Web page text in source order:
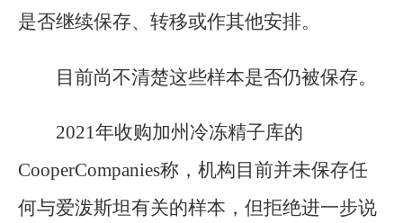
是否继续保存、转移或作其他安排。
目前尚不清楚这些样本是否仍被保存。
2021年收购加州冷冻精子库的
CooperCompanies称，机构目前并未保存任
何与爱泼斯坦有关的样本，但拒绝进一步说